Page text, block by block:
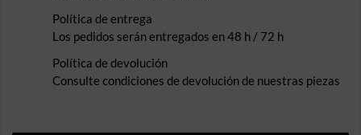
Política de entrega
Los pedidos serán entregados en 48 h / 72 h
Política de devolución
Consulte condiciones de devolución de nuestras piezas